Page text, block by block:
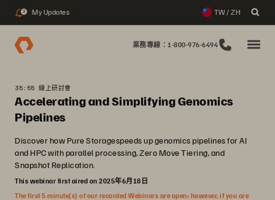
2 My Updates TW / ZH
業務專線：1-800-976-6494
35:55 線上研討會
Accelerating and Simplifying Genomics
Pipelines
Discover how Pure Storagespeeds up genomics pipelines for AI
and HPC with parallel processing, Zero Move Tiering, and
Snapshot Replication.
This webinar first aired on 2025年6月18日
The first 5 minute(s) of our recorded Webinars are open; however, if you are